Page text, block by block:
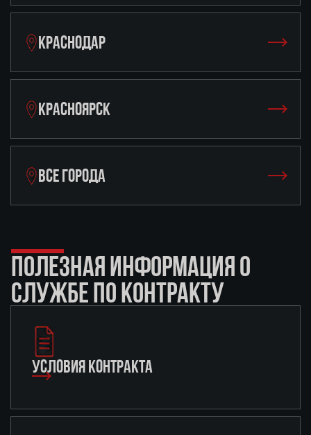
КРАСНОДАР
КРАСНОЯРСК
ВСЕ ГОРОДА
ПОЛЕЗНАЯ ИНФОРМАЦИЯ О
СЛУЖБЕ ПО КОНТРАКТУ
УСЛОВИЯ КОНТРАКТА